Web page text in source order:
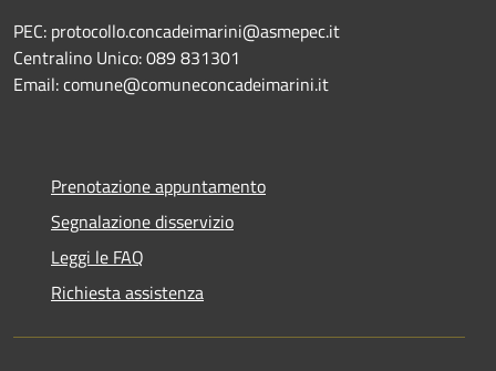
PEC: protocollo.concadeimarini@asmepec.it
Centralino Unico: 089 831301
Email: comune@comuneconcadeimarini.it
Prenotazione appuntamento
Segnalazione disservizio
Leggi le FAQ
Richiesta assistenza